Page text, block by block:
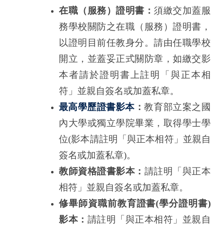
在職（服務）證明書： 須繳交加蓋服
務學校關防之在職（服務）證明書，
以證明目前任教身分。請由任職學校
開立，並蓋妥正式關防章，如繳交影
本者請於證明書上註明「與正本相
符」並親自簽名或加蓋私章。
最高學歷證書影本：教育部立案之國
內大學或獨立學院畢業，取得學士學
位(影本請註明「與正本相符」並親自
簽名或加蓋私章)。
教師資格證書影本： 請註明「與正本
相符」並親自簽名或加蓋私章。
修畢師資職前教育證書(學分證明書)
影本： 請註明「與正本相符」並親自